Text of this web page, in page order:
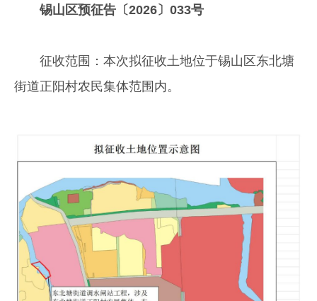
锡山区预征告〔2026〕033号
征收范围：本次拟征收土地位于锡山区东北塘
街道正阳村农民集体范围内。